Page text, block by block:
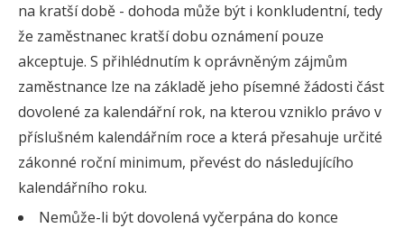
na kratší době - dohoda může být i konkludentní, tedy
že zaměstnanec kratší dobu oznámení pouze
akceptuje. S přihlédnutím k oprávněným zájmům
zaměstnance lze na základě jeho písemné žádosti část
dovolené za kalendářní rok, na kterou vzniklo právo v
příslušném kalendářním roce a která přesahuje určité
zákonné roční minimum, převést do následujícího
kalendářního roku.
Nemůže-li být dovolená vyčerpána do konce